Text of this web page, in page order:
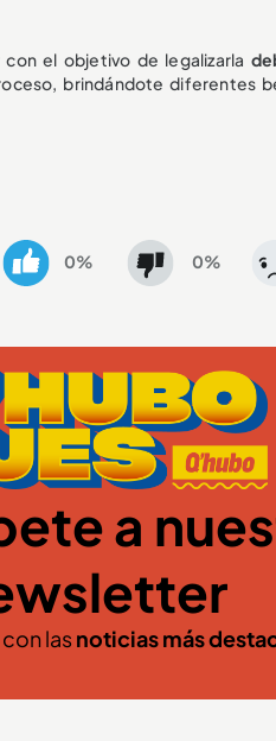
el objetivo de legalizarla
brindándote diferentes
0% 0%
a
lasnoticias más